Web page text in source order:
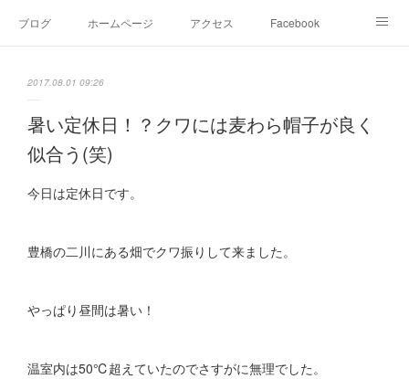
ブログ ホームページ アクセス Facebook
2017.08.01 09:26
暑い定休日！？クワには麦わら帽子が良く
似合う(笑)
今日は定休日です。
豊橋の二川にある畑でクワ振りして来ました。
やっぱり昼間は暑い！
温室内は50℃超えていたのでさすがに無理でした。